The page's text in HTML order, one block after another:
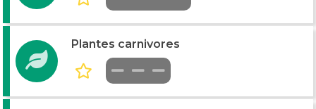
Plantes carnivores